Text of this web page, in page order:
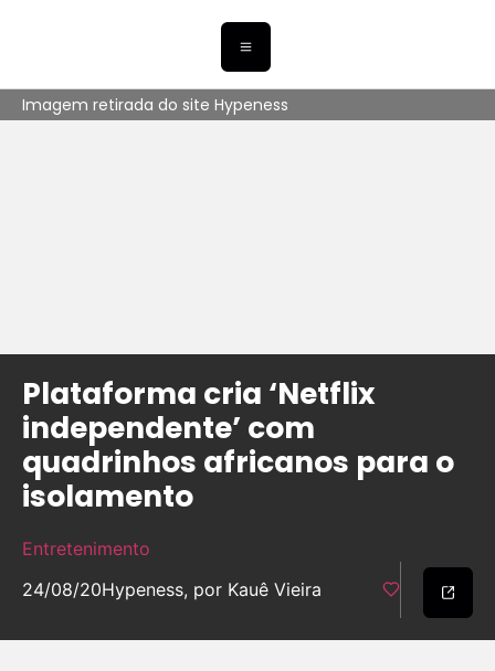
Imagem retirada do site Hypeness
Plataforma cria ‘Netflix
independente’ com
quadrinhos africanos para o
isolamento
Entretenimento
24/08/20Hypeness, por Kauê Vieira